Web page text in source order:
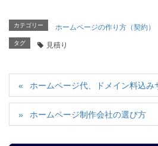
カテゴリー ホームページの作り方（契約）
タグ 見積り
ホームページ代、ドメイン料込み
ホームページ制作会社の選び方